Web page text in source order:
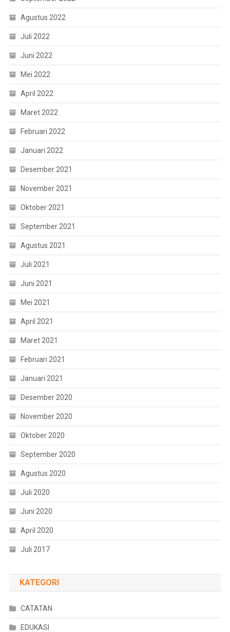
Agustus 2022
Juli 2022
Juni 2022
Mei 2022
April 2022
Maret 2022
Februari 2022
Januari 2022
Desember 2021
November 2021
Oktober 2021
September 2021
Agustus 2021
Juli 2021
Juni 2021
Mei 2021
April 2021
Maret 2021
Februari 2021
Januari 2021
Desember 2020
November 2020
Oktober 2020
September 2020
Agustus 2020
Juli 2020
Juni 2020
April 2020
Juli 2017
KATEGORI
CATATAN
EDUKASI